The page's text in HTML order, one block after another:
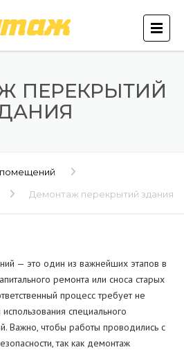
ПЕРЕКРЫТИЙ
Демонтаж перекрытий здания
— это один из важнейших этапов в
ремонта или сноса старых
процесс требует не
специального
Важно, чтобы работы проводились с
так как демонтаж